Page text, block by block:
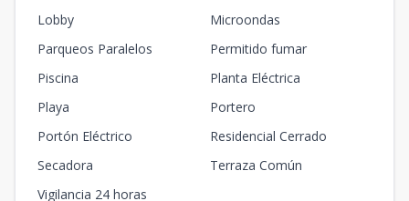
Lobby
Microondas
Parqueos Paralelos
Permitido fumar
Piscina
Planta Eléctrica
Playa
Portero
Portón Eléctrico
Residencial Cerrado
Secadora
Terraza Común
Vigilancia 24 horas